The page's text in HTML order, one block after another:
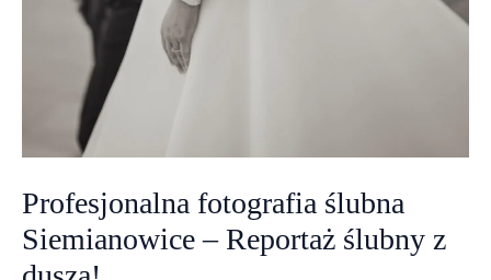
Profesjonalna fotografia ślubna
Siemianowice – Reportaż ślubny z